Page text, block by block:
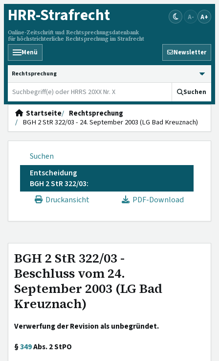
HRR-Strafrecht
Online-Zeitschrift und Rechtsprechungsdatenbank
für höchstrichterliche Rechtsprechung im Strafrecht
A- A+
Menü Newsletter
HRRS durchsuchen
Suchen
Startseite
Rechtsprechung
BGH 2 StR 322/03 - 24. September 2003 (LG Bad Kreuznach)
Suchen
Entscheidung
BGH 2 StR 322/03:
Druckansicht
PDF-Download
BGH 2 StR 322/03 -
Beschluss vom 24.
September 2003 (LG Bad
Kreuznach)
Verwerfung der Revision als unbegründet.
§349Abs. 2 StPO